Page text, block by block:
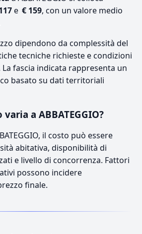
e € 159, con un valore medio
dipendono da complessità del
tecniche richieste e condizioni
fascia indicata rappresenta un
basato su dati territoriali
a ABBATEGGIO?
il costo può essere
abitativa, disponibilità di
e livello di concorrenza. Fattori
possono incidere
finale.